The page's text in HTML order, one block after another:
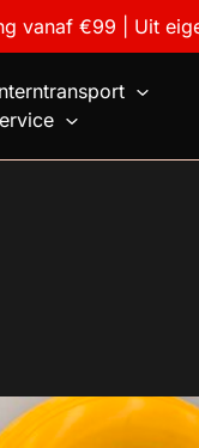
vanaf €99 | Uit